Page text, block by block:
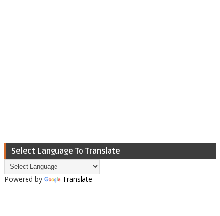
Select Language To Translate
Powered by Translate